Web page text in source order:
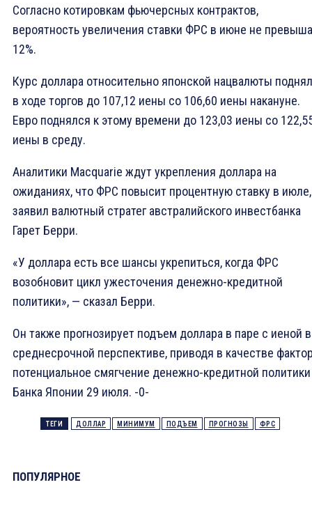
Согласно котировкам фьючерсных контрактов,
вероятность увеличения ставки ФРС в июне не
12%.
Курс доллара относительно японской нацвалюты
в ходе торгов до 107,12 иены со 106,60 иены накануне.
Евро поднялся к этому времени до 123,03 иены со
иены в среду.
Аналитики Macquarie ждут укрепления доллара на
ожиданиях, что ФРС повысит процентную ставку в июле,
заявил валютный стратег австралийского инвестбанка
Гарет Берри.
«У доллара есть все шансы укрепиться, когда ФРС
возобновит цикл ужесточения денежно-кредитной
политики», — сказал Берри.
Он также прогнозирует подъем доллара в паре с иеной в
среднесрочной перспективе, приводя в качестве
потенциальное смягчение денежно-кредитной политики
Банка Японии 29 июля. -0-
ТЕГИ ДОЛЛАР МИНИМУМ ПОДЪЕМ ПРОГНОЗЫ ФРС
ПОПУЛЯРНОЕ